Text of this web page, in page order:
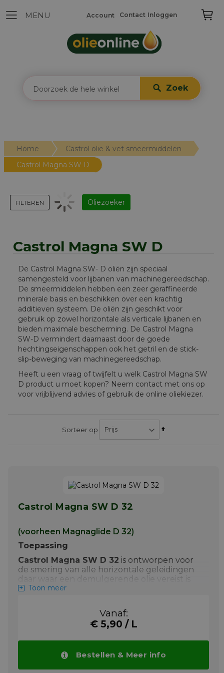
Zoek
Contact Inloggen
Account
Home
Castrol olie & vet smeermiddelen
Castrol Magna SW D
Castrol Magna SW D
De Castrol Magna SW- D oliën zijn speciaal
samengesteld voor lijbanen van machinegereedschap.
De smeermiddelen hebben een zeer geraffineerde
minerale basis en beschikken over een krachtig
additieven systeem. De oliën zijn geschikt voor
gebruik op zowel horizontale als verticale lijbanen en
bieden maximale bescherming. De Castrol Magna
SW-D vermindert daarnaast door de goede
hechtingseigenschappen ook het getril en de stick-
slip-beweging van machinegereedschap.
Heeft u een vraag of twijfelt u welk Castrol Magna SW
D product u moet kopen? Neem contact met ons op
voor vrijblijvend advies of gebruik de online oliekiezer.
Sorteer op
Van
Castrol Magna SW D 32
(voorheen Magnaglide D 32)
Toepassing
Castrol Magna SW D 32 is ontworpen voor
de smering van alle horizontale geleidingen
daar waar een demulgerende olie vereist is
om de leibanen te beschermen. Magna SW
zoals slijpmachines, horizontale
kotterbanken of CNC bewerkingscentra.
Magna SW D 32 kan ook gebruikt worden
Voorbeelden
van toepassing vanCastrol
Magna SW D 32 leibaanoliezijn:
Toon meer
Vanaf:
€ 5,90 / L
Bestellen & Meer info
FILTEREN Oliezoeker